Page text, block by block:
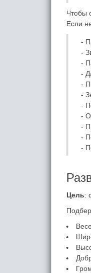
Чтобы
Если
-
-
-
-
-
-
-
-
-
-
-
Цель: